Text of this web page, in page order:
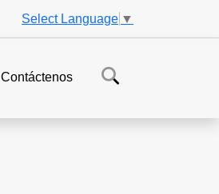
Select Language ▼
Contáctenos